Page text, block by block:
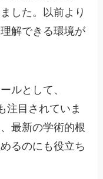
した。以前より
解できる環境が
ルとして、
注目されていま
最新の学術的根
るのにも役立ち